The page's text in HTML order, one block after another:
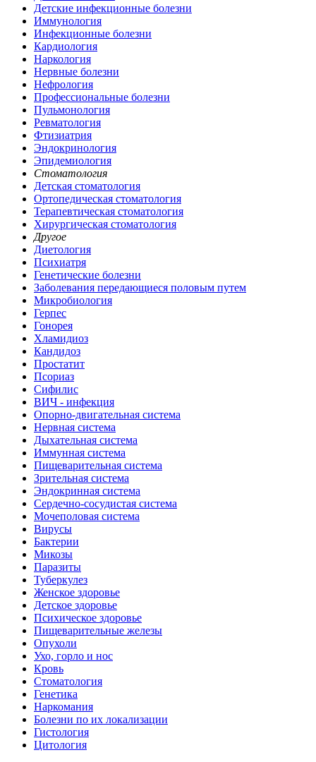
Детские инфекционные болезни
Иммунология
Инфекционные болезни
Кардиология
Наркология
Нервные болезни
Нефрология
Профессиональные болезни
Пульмонология
Ревматология
Фтизиатрия
Эндокринология
Эпидемиология
Стоматология
Детская стоматология
Ортопедическая стоматология
Терапевтическая стоматология
Хирургическая стоматология
Другое
Диетология
Психиатря
Генетические болезни
Заболевания передающиеся половым путем
Микробиология
Герпес
Гонорея
Хламидиоз
Кандидоз
Простатит
Псориаз
Сифилис
ВИЧ - инфекция
Опорно-двигательная система
Нервная система
Дыхательная система
Иммунная система
Пищеварительная система
Зрительная система
Эндокринная система
Сердечно-сосудистая система
Мочеполовая система
Вирусы
Бактерии
Микозы
Паразиты
Туберкулез
Женское здоровье
Детское здоровье
Психическое здоровье
Пищеварительные железы
Опухоли
Ухо, горло и нос
Кровь
Стоматология
Генетика
Наркомания
Болезни по их локализации
Гистология
Цитология